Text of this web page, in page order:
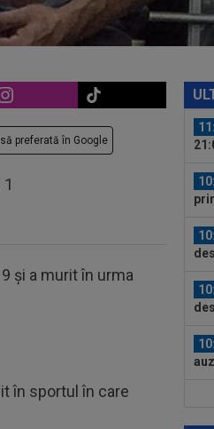
preferată în Google
și a murit în urma
în sportul în care